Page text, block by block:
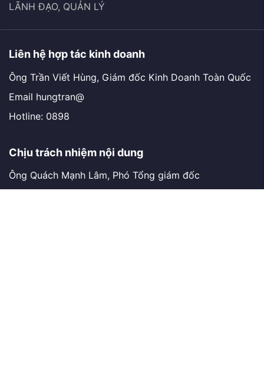
LÃNH ĐẠO, QUẢN LÝ
Liên hệ hợp tác kinh doanh
Ông Trần Viết Hùng, Giám đốc Kinh Doanh Toàn Quốc
Email hungtran@
Hotline: 0898
Chịu trách nhiệm nội dung
Ông Quách Mạnh Lâm, Phó Tổng giám đốc